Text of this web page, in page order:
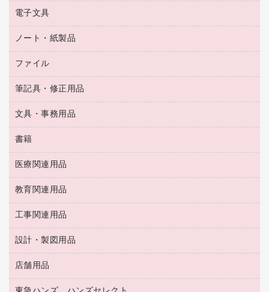
ハンドソープ・石鹸
トイレ用品
トイレ用洗剤
ティッシュペーパー
ダストボックス
タオル・アメニティ用品
スリッパ・サンダル・シューズ
スポーツ・レジャー用品
ゴミ袋
キッチン用品
食品添加物製品
タイムレコーダー
シュレッダ
ＯＨＰ用品
乾電池・充電池
フィルム・カメラ用品
デスクライト
アルバム
掃除機・クリーナー
空調・季節家電
その他電化製品
キッチン・調理家電
ＯＡタップ／延長コード
電子文具
電卓
ラベルテープ
その他電子文具
ノート・紙製品
封筒
伝票
典礼用品
帳簿
額縁
各種用紙
ルーズリーフ
バインダーノート
ファイル
名刺整理用品
板目表紙・綴込表紙
背幅が伸びるファイル
統一伝票用ファイル
収納保存用品
レターファイル
リングファイル
プレゼン用ファイル
フラットファイル
筆記具・修正用品
万年筆
消しゴム
修正液・修正ペン
修正テープ
鉛筆
マーキングペン（油性）
マーキングペン（水性）
ホワイトボード用マーカー
文具・事務用品
輪ゴム
両面テープ
名札
保管・整理用品
壁面／足元収納
備品／小物ケース
透明テープ 事務用
電話台
書籍
パソコンソフト
医療関連用品
保健用品
使い捨て手袋
感染症対策用品
介護用品
医療関連用品
教育関連用品
教育関連用品
工事関連用品
工事関連用品
設計・製図用品
設計・製図用品
店舗用品